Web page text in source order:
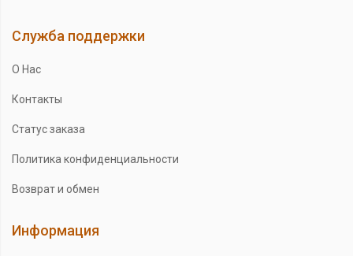
Служба поддержки
О Нас
Контакты
Статус заказа
Политика конфиденциальности
Возврат и обмен
Информация